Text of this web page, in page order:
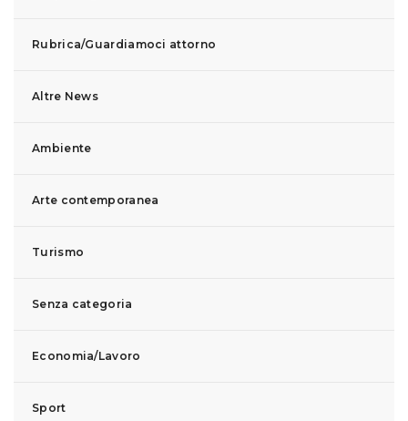
Rubrica/Guardiamoci attorno
Altre News
Ambiente
Arte contemporanea
Turismo
Senza categoria
Economia/Lavoro
Sport